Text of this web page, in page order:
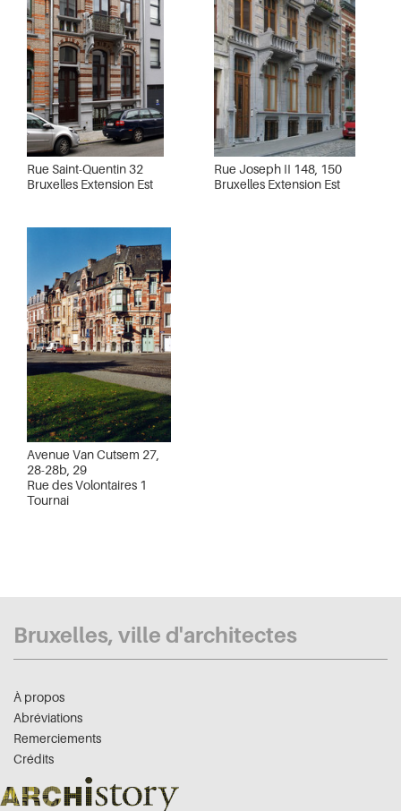
Rue Saint-Quentin 32
Bruxelles Extension Est
Rue Joseph II 148, 150
Bruxelles Extension Est
Avenue Van Cutsem 27,
28-28b, 29
Rue des Volontaires 1
Tournai
Bruxelles, ville d'architectes
À propos
Abréviations
Remerciements
Crédits